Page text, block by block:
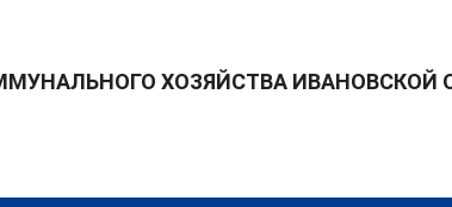
ХОЗЯЙСТВА ИВАНОВСКОЙ